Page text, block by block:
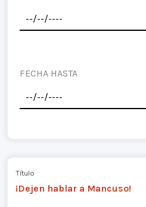
FECHA HASTA
Título
¡Dejen hablar a Mancuso!